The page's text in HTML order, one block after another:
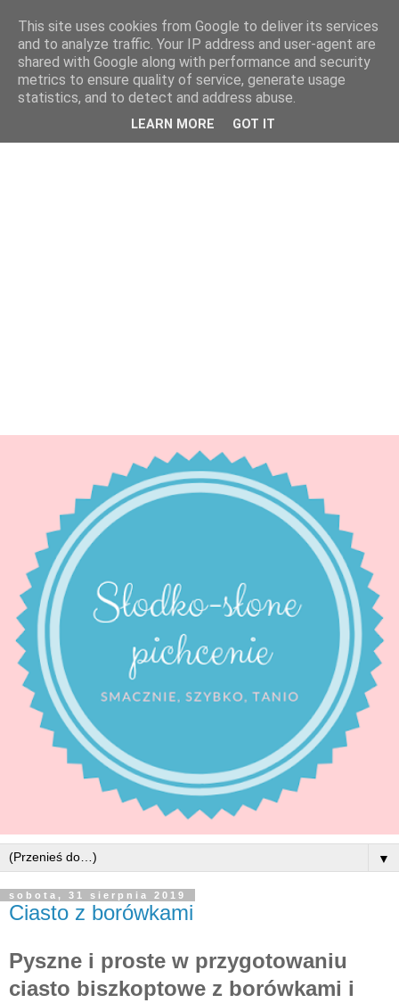
▼
sobota, 31 sierpnia 2019
Ciasto z borówkami
Pyszne i proste w przygotowaniu
ciasto biszkoptowe z borówkami i
This site uses cookies from Google to deliver its services
and to analyze traffic. Your IP address and user-agent are
shared with Google along with performance and security
metrics to ensure quality of service, generate usage
statistics, and to detect and address abuse.
LEARN MORE GOT IT